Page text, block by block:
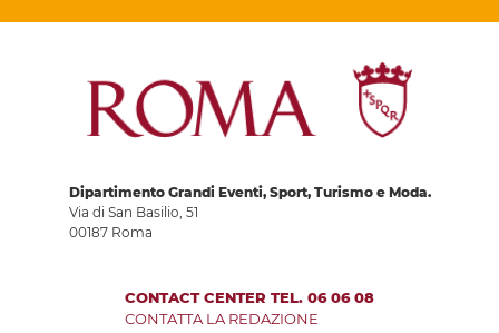
Dipartimento Grandi Eventi, Sport, Turismo e Moda.
Via di San Basilio, 51
00187 Roma
CONTACT CENTER TEL. 06 06 08
CONTATTA LA REDAZIONE